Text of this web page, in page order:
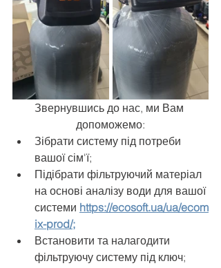
Звернувшись до нас, ми Вам
допоможемо:
Зібрати систему під потреби
вашої сім'ї;
Підібрати фільтруючий матеріал
на основі аналізу води для вашої
системи https://ecosoft.ua/ua/ecom
ix-prod/;
Встановити та налагодити
фільтруючу систему під ключ;